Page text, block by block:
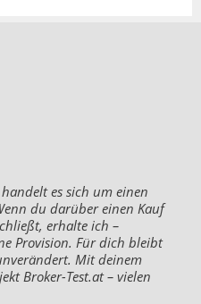
es sich um einen
du darüber einen Kauf
erhalte ich –
Provision. Für dich bleibt
Mit deinem
Broker-Test.at – vielen